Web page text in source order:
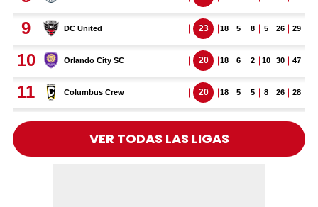
VER TODAS LAS LIGAS